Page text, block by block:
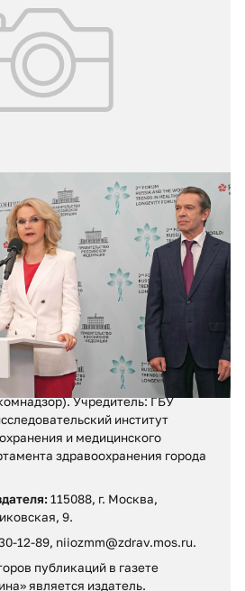
долголетия
ПИ № ФС 77 – 71880
службой по надзору в сфере
технологий и массовых
Учредитель: ГБУ
институт
и медицинского
здравоохранения города
115088, г. Москва,
9.
12-89, niiozmm@zdrav.mos.ru.
публикаций в газете
является издатель.